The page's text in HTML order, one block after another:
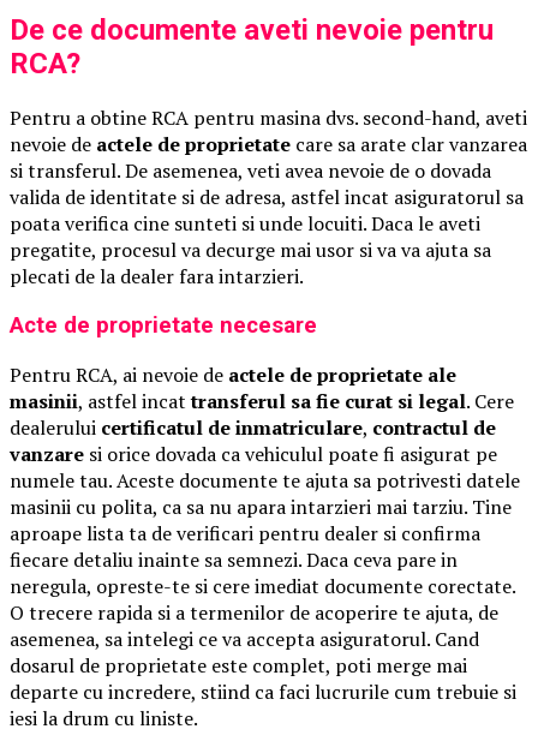
De ce documente aveti nevoie pentru
RCA?
Pentru a obtine RCA pentru masina dvs. second-hand, aveti
nevoie de actele de proprietate care sa arate clar vanzarea
si transferul. De asemenea, veti avea nevoie de o dovada
valida de identitate si de adresa, astfel incat asiguratorul sa
poata verifica cine sunteti si unde locuiti. Daca le aveti
pregatite, procesul va decurge mai usor si va va ajuta sa
plecati de la dealer fara intarzieri.
Acte de proprietate necesare
Pentru RCA, ai nevoie de actele de proprietate ale
masinii, astfel incattransferul sa fie curat si legal. Cere
dealerului certificatul de inmatriculare, contractul de
vanzare si orice dovada ca vehiculul poate fi asigurat pe
numele tau. Aceste documente te ajuta sa potrivesti datele
masinii cu polita, ca sa nu apara intarzieri mai tarziu. Tine
aproape lista ta de verificari pentru dealer si confirma
fiecare detaliu inainte sa semnezi. Daca ceva pare in
neregula, opreste-te si cere imediat documente corectate.
O trecere rapida si a termenilor de acoperire te ajuta, de
asemenea, sa intelegi ce va accepta asiguratorul. Cand
dosarul de proprietate este complet, poti merge mai
departe cu incredere, stiind ca faci lucrurile cum trebuie si
iesi la drum cu liniste.